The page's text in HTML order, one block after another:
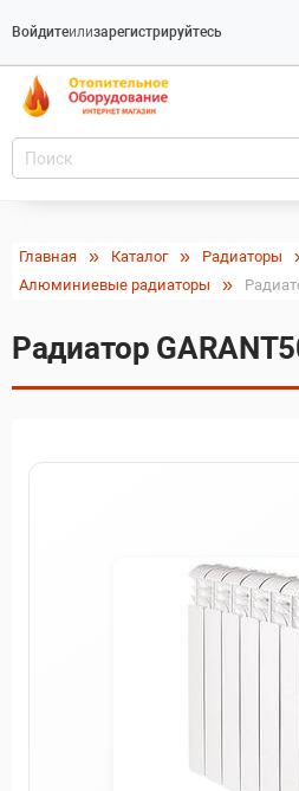
Войдитеилизарегистрируйтесь
Главная Каталог
Радиаторы
Алюминиевые радиаторы
Радиатор